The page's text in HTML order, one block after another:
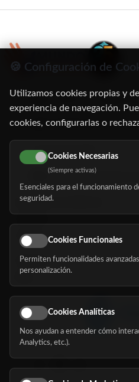
C/ Oruro, 11. 28016
91 345 06 26
616 113 103
Buscador de residencias
Eventos
Nosotros
Síguenos
🍪 Configuración de
Utilizamos cookies propias y
experiencia de navegación.
cookies, configurarlas o
Cookies Necesarias
(Siempre activas)
Esenciales para el funcionamiento
seguridad.
Cookies Funcionales
Permiten funcionalidades
personalización.
Cookies Analíticas
Nos ayudan a entender cómo
Analytics, etc.).